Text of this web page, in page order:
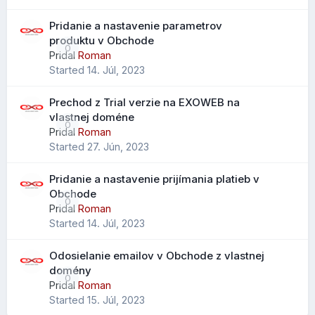
Vylepšený import kontaktov
Pri importe .CSV súborov je možné mapovať údaje na
výber ako v starších verziách.
Čo to prináša?
jednoduchší prechod z Outlooku alebo iných klientov
lepšie zachovanie telefónov, poznámok a ďalších polí
Pribudol nový parameter "scope" pre vyhľadávanie
kontaktov, ktorý rozširuje možnosti filtrovania a
vyhľadávania v adresári.
obrázok kliknete a môžete si vypísať ajSEO značky:
0
Pridanie a nastavenie parametrov
produktu v Obchode
Pridal Roman
Started 14. Júl, 2023
0
Prechod z Trial verzie na EXOWEB na
vlastnej doméne
Pridal Roman
Started 27. Jún, 2023
0
Pridanie a nastavenie prijímania platieb v
Obchode
Pridal Roman
Started 14. Júl, 2023
0
Odosielanie emailov v Obchode z vlastnej
domény
Pridal Roman
Started 15. Júl, 2023